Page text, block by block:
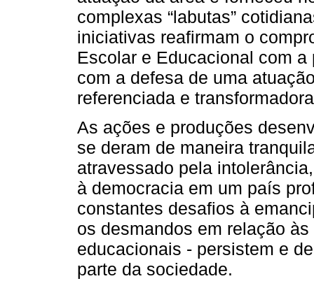
complexas “labutas”
iniciativas reafirmam o
Escolar e Educacional com
com a defesa de uma
referenciada e
As ações e produções
se deram de maneira
atravessado pela
à democracia em um país
constantes desafios à
os desmandos em relação
educacionais - persistem e
parte da sociedade.